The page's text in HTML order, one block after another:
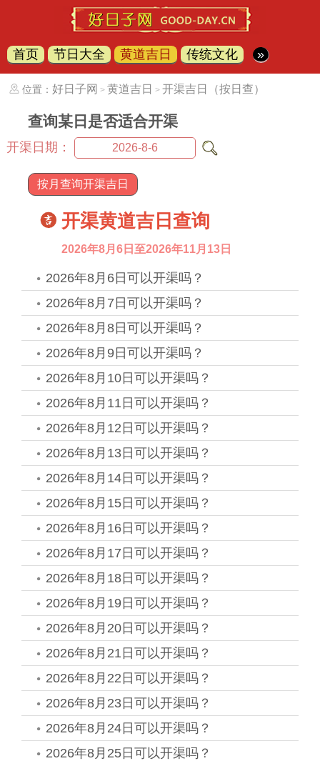
首页 节日大全 黄道吉日 传统文化 »
位置： 好日子网 > 黄道吉日 > 开渠吉日（按日查）
查询某日是否适合开渠
开渠日期：
按月查询开渠吉日
开渠黄道吉日查询
2026年8月6日至2026年11月13日
2026年8月6日可以开渠吗？
2026年8月7日可以开渠吗？
2026年8月8日可以开渠吗？
2026年8月9日可以开渠吗？
2026年8月10日可以开渠吗？
2026年8月11日可以开渠吗？
2026年8月12日可以开渠吗？
2026年8月13日可以开渠吗？
2026年8月14日可以开渠吗？
2026年8月15日可以开渠吗？
2026年8月16日可以开渠吗？
2026年8月17日可以开渠吗？
2026年8月18日可以开渠吗？
2026年8月19日可以开渠吗？
2026年8月20日可以开渠吗？
2026年8月21日可以开渠吗？
2026年8月22日可以开渠吗？
2026年8月23日可以开渠吗？
2026年8月24日可以开渠吗？
2026年8月25日可以开渠吗？